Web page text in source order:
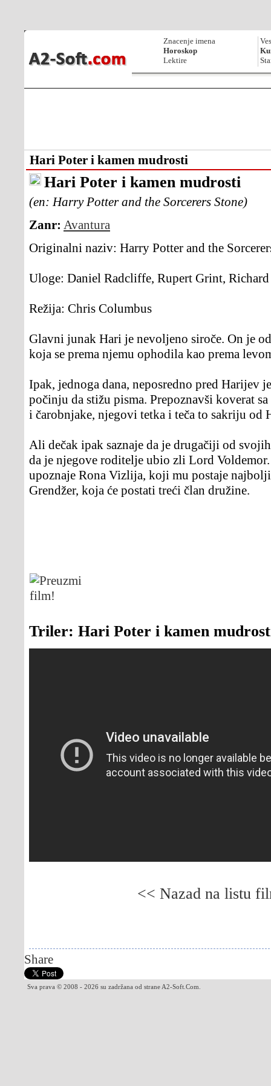
Znacenje imena
Horoskop
Lektire
Hari Poter i kamen mudrosti
Hari Poter i kamen mudrosti
(en: Harry Potter and the Sorcerers Stone)
Zanr: Avantura
Originalni naziv: Harry Potter and the
Uloge: Daniel Radcliffe, Rupert Grint,
Režija: Chris Columbus
Glavni junak Hari je nevoljeno siroče. On je
koja se prema njemu ophodila kao prema
Ipak, jednoga dana, neposredno pred Harijev
počinju da stižu pisma. Prepoznavši koverat
i čarobnjake, njegovi tetka i teča to sakriju od
Ali dečak ipak saznaje da je drugačiji od
da je njegove roditelje ubio zli Lord
upoznaje Rona Vizlija, koji mu postaje
Grendžer, koja će postati treći član družine.
Triler: Hari Poter i kamen
<< Nazad na listu
Share
Sva prava © 2008 - 2026 su zadržana od strane A2-Soft.Com.